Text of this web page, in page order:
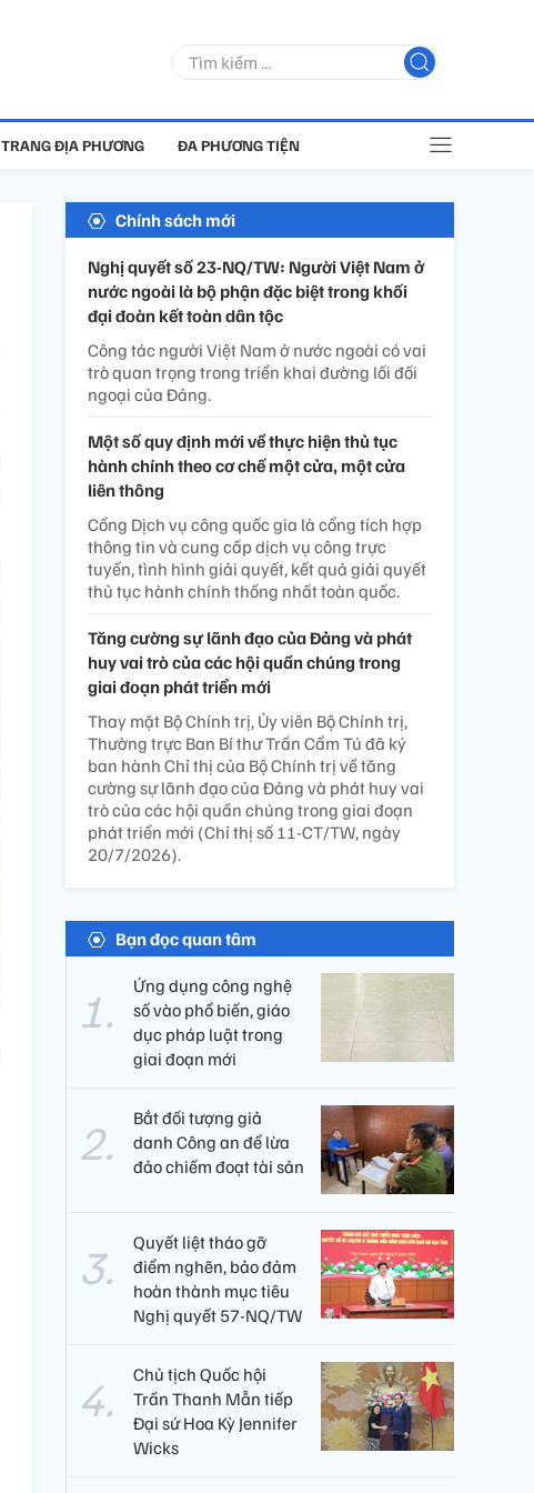
TRANG ĐỊA PHƯƠNG ĐA PHƯƠNG TIỆN
Chính sách mới
Nghị quyết số 23-NQ/TW: Người Việt Nam ở
nước ngoài là bộ phận đặc biệt trong khối
đại đoàn kết toàn dân tộc
Công tác người Việt Nam ở nước ngoài có vai
trò quan trọng trong triển khai đường lối đối
ngoại của Đảng.
Một số quy định mới về thực hiện thủ tục
hành chính theo cơ chế một cửa, một cửa
liên thông
Cổng Dịch vụ công quốc gia là cổng tích hợp
thông tin và cung cấp dịch vụ công trực
tuyến, tình hình giải quyết, kết quả giải quyết
thủ tục hành chính thống nhất toàn quốc.
Tăng cường sự lãnh đạo của Đảng và phát
huy vai trò của các hội quần chúng trong
giai đoạn phát triển mới
Thay mặt Bộ Chính trị, Ủy viên Bộ Chính trị,
Thường trực Ban Bí thư Trần Cẩm Tú đã ký
ban hành Chỉ thị của Bộ Chính trị về tăng
cường sự lãnh đạo của Đảng và phát huy vai
trò của các hội quần chúng trong giai đoạn
phát triển mới (Chỉ thị số 11-CT/TW, ngày
20/7/2026).
Bạn đọc quan tâm
Ứng dụng công nghệ
số vào phổ biến, giáo
dục pháp luật trong
giai đoạn mới
Bắt đối tượng giả
danh Công an để lừa
đảo chiếm đoạt tài sản
Quyết liệt tháo gỡ
điểm nghẽn, bảo đảm
hoàn thành mục tiêu
Nghị quyết 57-NQ/TW
Chủ tịch Quốc hội
Trần Thanh Mẫn tiếp
Đại sứ Hoa Kỳ Jennifer
Wicks